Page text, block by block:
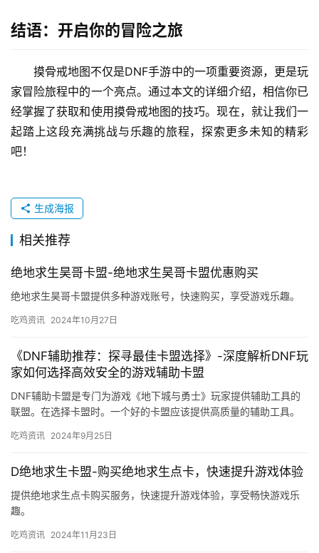
结语：开启你的冒险之旅
摸骨戒地图不仅是DNF手游中的一项重要资源，更是玩
家冒险旅程中的一个亮点。通过本文的详细介绍，相信你已
经掌握了获取和使用摸骨戒地图的技巧。现在，就让我们一
起踏上这段充满挑战与乐趣的旅程，探索更多未知的精彩
吧！
生成海报
相关推荐
绝地求生昊哥卡盟-绝地求生昊哥卡盟优惠购买
绝地求生昊哥卡盟提供多种游戏账号，快速购买，享受游戏乐趣。
吃鸡资讯 2024年10月27日
《DNF辅助推荐：探寻最佳卡盟选择》-深度解析DNF玩
家如何选择高效安全的游戏辅助卡盟
DNF辅助卡盟是专门为游戏《地下城与勇士》玩家提供辅助工具的
联盟。在选择卡盟时。一个好的卡盟应该提供高质量的辅助工具。
吃鸡资讯 2024年9月25日
D绝地求生卡盟-购买绝地求生点卡，快速提升游戏体验
提供绝地求生点卡购买服务，快速提升游戏体验，享受畅快游戏乐
趣。
吃鸡资讯 2024年11月23日